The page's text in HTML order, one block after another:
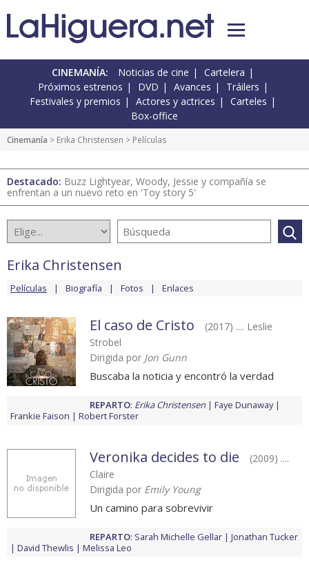
CINEMANÍA: Noticias de cine
Cartelera
Próximos estrenos
DVD Avances
Tráilers
Festivales y premios
Actores y actrices
Carteles
Box-office
Cinemanía > Erika Christensen > Películas
Destacado: Buzz Lightyear, Woody, Jessie y compañía se
enfrentan a un nuevo reto en 'Toy story 5'
Erika Christensen
Películas Biografía Fotos Enlaces
El caso de Cristo
(2017) .... Leslie
Strobel
Dirigida por Jon Gunn
Buscaba la noticia y encontró la verdad
REPARTO: Erika Christensen
Faye Dunaway
Frankie Faison
Robert Forster
Veronika decides to die
(2009) ....
Claire
Dirigida por Emily Young
Un camino para sobrevivir
REPARTO: Sarah Michelle Gellar
Jonathan Tucker
David Thewlis
Melissa Leo